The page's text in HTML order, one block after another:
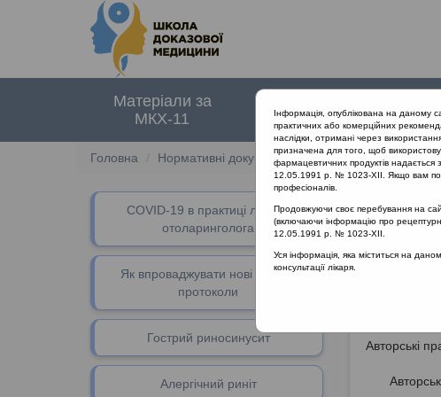
Матеріали за
МКХ-11
документи
Головна Нормативні документи Інфекції сечовивідних
СOVID-19 в практиці лікаря-
отоларинголога
Як впроваджувати нові клінічні
протоколи
Гострий риносинусит
Алергічний риніт
Авторські
Інформація, опублікована на даному
практичних або комерційних
наслідки, отримані через
призначена для того, щоб
фармацевтичних продуктів надається
12.05.1991 р. № 1023-XII. Якщо вам
професіоналів.
Продовжуючи своє перебування на
(включаючи інформацію про
12.05.1991 р. № 1023-XII.
Уся інформація, яка міститься на
консультації лікаря.